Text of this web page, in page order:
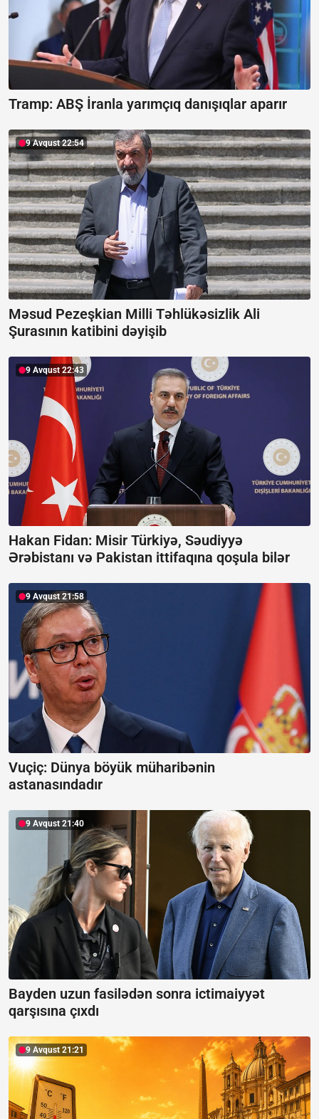
Tramp: ABŞ İranla yarımçıq danışıqlar aparır
9 Avqust 22:54
Məsud Pezeşkian Milli Təhlükəsizlik Ali
Şurasının katibini dəyişib
9 Avqust 22:43
Hakan Fidan: Misir Türkiyə, Səudiyyə
Ərəbistanı və Pakistan ittifaqına qoşula bilər
9 Avqust 21:58
Vuçiç: Dünya böyük müharibənin
astanasındadır
9 Avqust 21:40
Bayden uzun fasilədən sonra ictimaiyyət
qarşısına çıxdı
9 Avqust 21:21